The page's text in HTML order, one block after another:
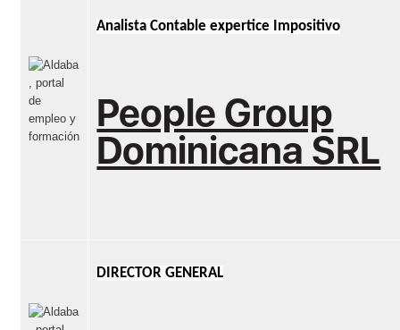
Analista Contable expertice Impositivo
People Group
Dominicana SRL
DIRECTOR GENERAL